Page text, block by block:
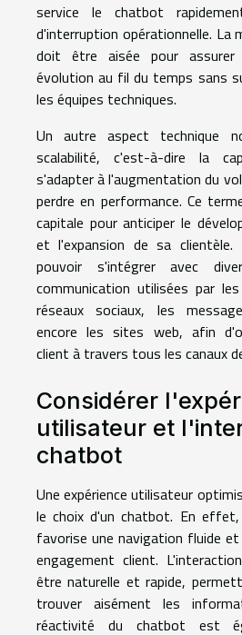
service le chatbot
d'interruption opérationnelle. La
doit être aisée pour
évolution au fil du temps sans
les équipes techniques.
Un autre aspect technique
scalabilité, c'est-à-dire la
s'adapter à l'augmentation du
perdre en performance. Ce
capitale pour anticiper le
et l'expansion de sa
pouvoir s'intégrer avec
communication utilisées par
réseaux sociaux, les
encore les sites web, afin
client à travers tous les canaux
Considérer
utilisateur et
chatbot
Une expérience utilisateur
le choix d'un chatbot. En
favorise une navigation fluide et
engagement client.
être naturelle et rapide,
trouver aisément les
réactivité du chatbot est